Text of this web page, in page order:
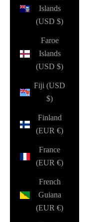
Islands
(USD $)
Faroe
Islands
(USD $)
Fiji (USD
$)
Finland
(EUR €)
France
(EUR €)
French
Guiana
(EUR €)